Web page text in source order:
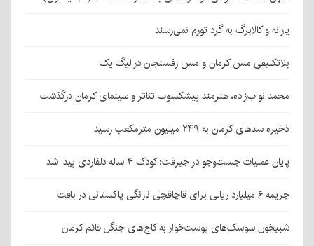
یارانه و کالابرگ به گرد تورم نمی‌رسند
بلاتکلیفی مس کرمان و مس رفسنجان در لیگ یک
محمد نواب‌زاده، هنرمند پیشکسوت تئاتر و سینمای کرمان درگذشت
ذخیره سدهای کرمان به ۲۴۹ میلیون مترمکعب رسید
پایان عملیات جست‌وجو در جیرفت؛ کودک ۴ ساله دلفاردی پیدا شد
جریمه ۶ میلیارد ریالی برای قاچاقچی نارنگی پاکستانی در بافت
شبیخون سوسک‌های پوست‌خوار به کاج‌های جنگل قائم کرمان